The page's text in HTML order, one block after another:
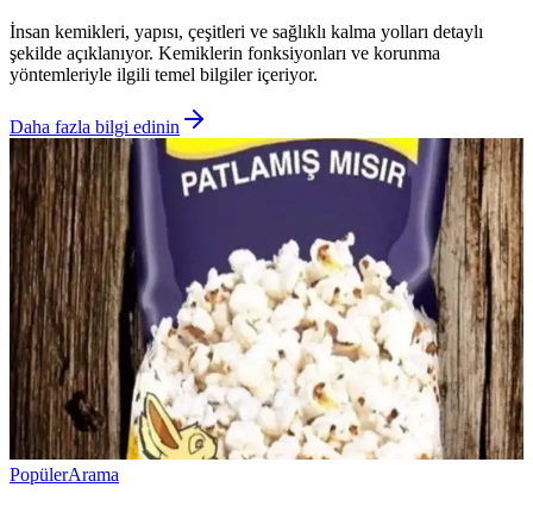
İnsan kemikleri, yapısı, çeşitleri ve sağlıklı kalma yolları detaylı
şekilde açıklanıyor. Kemiklerin fonksiyonları ve korunma
yöntemleriyle ilgili temel bilgiler içeriyor.
Daha fazla bilgi edinin
PopülerArama